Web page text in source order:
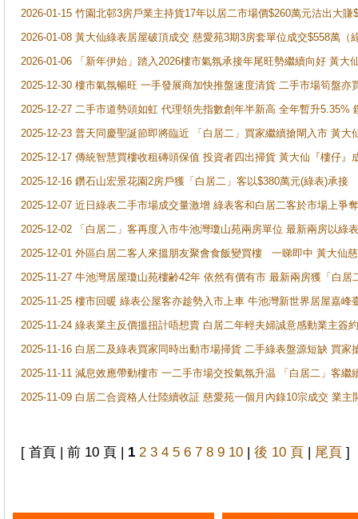
2026-01-15 竹園北邨3房戶業主持貨17年以居二市場價$260萬元沽出大賺
2026-01-08 黃大仙綠表居屋破頂成交 慈愛苑3期3房套單位成交$558萬（
2026-01-06 「新年伊始」踏入2026樓市氣氛承接年尾旺勢繼續向好 黃
2025-12-30 樓市氣氛暢旺 一手發展商加快推盤速度清貨 二手市場筍盤
2025-12-27 二手市道勢頭如虹 代理領先指數創年半新高 全年暫升5.35%
2025-12-23 普天同慶聖誕節即將臨近 「白居二」買家繼續搶閘入市 黃
2025-12-17 傳統智慧買樓收租磚頭保值 投資者四出掃貨 黃大仙『樓仔
2025-12-16 鑽石山宏景花園2房戶獲「白居二」客以$380萬元(綠表)承接
2025-12-07 近日綠表二手市場成交量激增 綠表客和白居二客於市場上
2025-12-02 「白居二」客再度入市牛池灣瓊山苑兩房單位 最新兩房以綠
2025-12-01 外區白居二客人來搵朋友聚會食飯變買樓 一睇即中 黃大仙
2025-11-27 牛池灣居屋瓊山苑樓齢42年 依然有價有市 最新兩房獲「白居
2025-11-25 樓市回暖 綠表公屋客亦趁勢入市上車 牛池灣新世界居屋嘉峰
2025-11-24 綠表業主反價搵扭計唔想賣 白居二年輕夫婦誠意感動業主簽
2025-11-16 白居二及綠表買家同時出動市場掃貨 二手綠表盤源短缺 買
2025-11-11 減息效應帶動樓市 一二手市場交投氣氛升温 「白居二」客
2025-11-09 白居二合資格人仕陸續收証 慈愛苑一個月內錄10宗成交 業
[ 首頁 | 前 10 頁 | 1 2 3 4 5 6 7 8 9 10 | 後 10 頁 | 尾頁 ]